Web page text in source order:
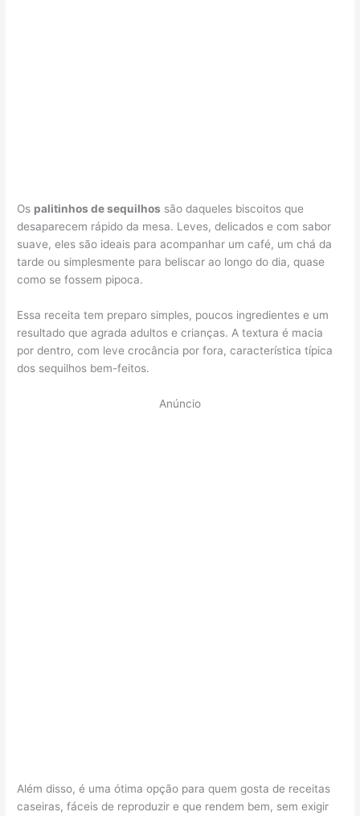
Os palitinhos de sequilhos são daqueles biscoitos que
desaparecem rápido da mesa. Leves, delicados e com sabor
suave, eles são ideais para acompanhar um café, um chá da
tarde ou simplesmente para beliscar ao longo do dia, quase
como se fossem pipoca.
Essa receita tem preparo simples, poucos ingredientes e um
resultado que agrada adultos e crianças. A textura é macia
por dentro, com leve crocância por fora, característica típica
dos sequilhos bem-feitos.
Anúncio
Além disso, é uma ótima opção para quem gosta de receitas
caseiras, fáceis de reproduzir e que rendem bem, sem exigir